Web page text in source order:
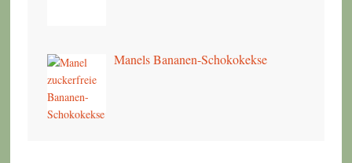
Manels Bananen-Schokokekse